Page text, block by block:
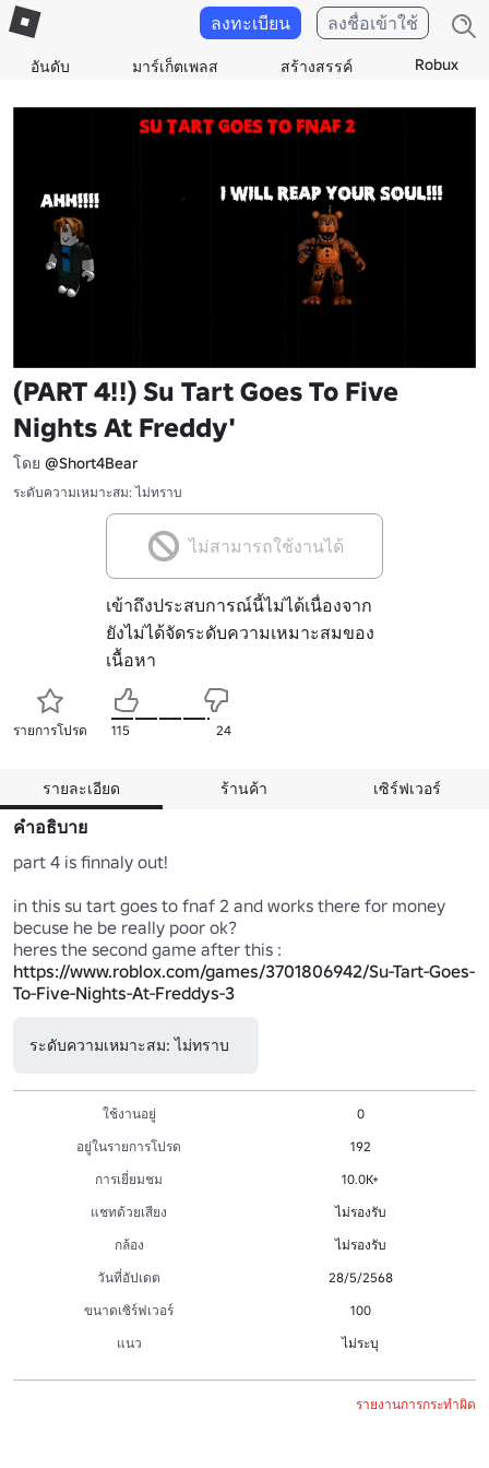
อันดับ มาร์เก็ตเพลส สร้างสรรค์ Robux
ลงทะเบียน ลงชื่อเข้าใช้
(PART 4!!) Su Tart Goes To Five
Nights At Freddy'
โดย @Short4Bear
ระดับความเหมาะสม: ไม่ทราบ
ไม่สามารถใช้งานได้
เข้าถึงประสบการณ์นี้ไม่ได้เนื่องจาก
ยังไม่ได้จัดระดับความเหมาะสมของ
เนื้อหา
รายการโปรด 115 24
รายละเอียด ร้านค้า เซิร์ฟเวอร์
คำอธิบาย
part 4 is finnaly out!
in this su tart goes to fnaf 2 and works there for money
becuse he be really poor ok?
https://www.roblox.com/games/3701806942/Su-Tart-Goes-
To-Five-Nights-At-Freddys-3
ระดับความเหมาะสม: ไม่ทราบ
ใช้งานอยู่
0
อยู่ในรายการโปรด
192
การเยี่ยมชม
10.0K+
แชทด้วยเสียง
ไม่รองรับ
กล้อง
ไม่รองรับ
วันที่อัปเดต
28/5/2568
ขนาดเซิร์ฟเวอร์
100
แนว
ไม่ระบุ
รายงานการกระทำผิด